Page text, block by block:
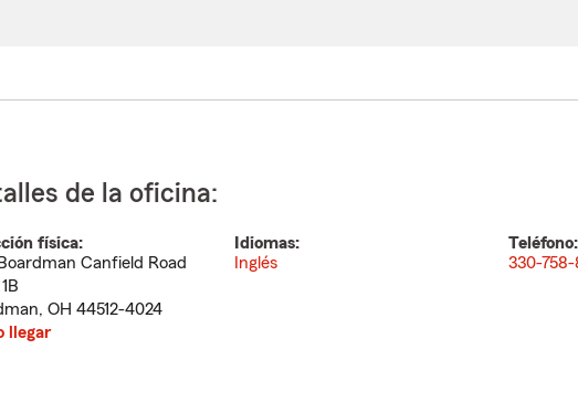
de la oficina:
física:
Canfield Road
, OH 44512-4024
llegar
Idiomas:
Inglés
Teléfono:
330-